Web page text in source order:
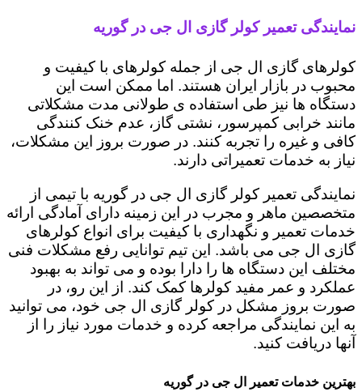
نمایندگی تعمیر کولر گازی ال جی در گوریه
کولرهای گازی ال جی از جمله کولرهای با کیفیت و
محبوب در بازار ایران هستند. اما ممکن است این
دستگاه ها نیز طی استفاده ی طولانی مدت مشکلاتی
مانند خرابی کمپرسور، نشتی گاز، عدم خنک کنندگی
کافی و غیره را تجربه کنند. در صورت بروز این مشکلات،
نیاز به خدمات تعمیراتی دارند.
نمایندگی تعمیر کولر گازی ال جی در گوریه با تیمی از
متخصصین ماهر و مجرب در این زمینه دارای آمادگی ارائه
خدمات تعمیر و نگهداری با کیفیت برای انواع کولرهای
گازی ال جی می باشد. این تیم توانایی رفع مشکلات فنی
مختلف این دستگاه ها را دارا بوده و می تواند به بهبود
عملکرد و عمر مفید کولرها کمک کند. از این رو، در
صورت بروز مشکل در کولر گازی ال جی خود، می توانید
به این نمایندگی مراجعه کرده و خدمات مورد نیاز را از
آنها دریافت کنید.
بهترین خدمات تعمیر ال جی در گوریه